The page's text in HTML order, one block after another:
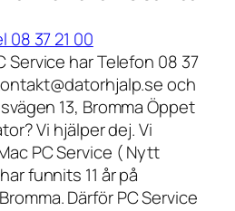
08 37 21 00
Service har Telefon 08 37
och
13, Bromma Öppet
Vi hjälper dej. Vi
PC Service ( Nytt
funnits 11 år på
Därför PC Service